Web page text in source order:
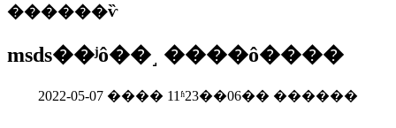
������ѷ
msds��ʲô��˼ ����ô����
2022-05-07 ���� 11ʱ23��06�� ������